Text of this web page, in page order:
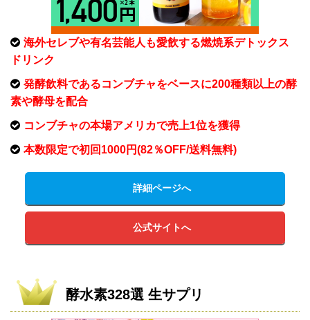
海外セレブや有名芸能人も愛飲する燃焼系デトックス
ドリンク
発酵飲料であるコンブチャをベースに200種類以上の酵
素や酵母を配合
コンブチャの本場アメリカで売上1位を獲得
本数限定で初回1000円(82％OFF/送料無料)
詳細ページへ
公式サイトへ
酵水素328選 生サプリ